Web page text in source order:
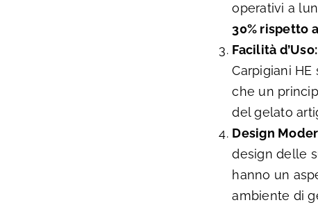
operativi a
30% rispetto
Facilità d’Uso:
Carpigiani
che un
del gelato
Design
design delle
hanno un
ambiente di